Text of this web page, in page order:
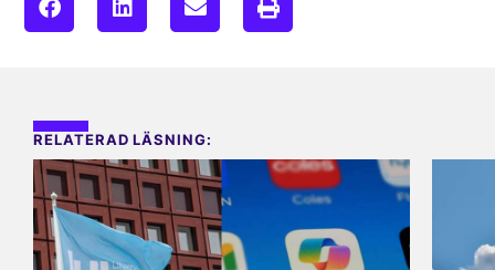
RELATERAD LÄSNING: